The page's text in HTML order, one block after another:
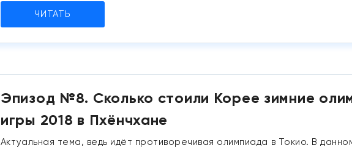
ЧИТАТЬ
Эпизод №8. Сколько стоили Корее зимние
игры 2018 в Пхёнчхане
Актуальная тема, ведь идёт противоречивая олимпиада в Токио. В